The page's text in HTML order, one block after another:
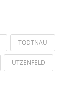
TODTNAU
UTZENFELD